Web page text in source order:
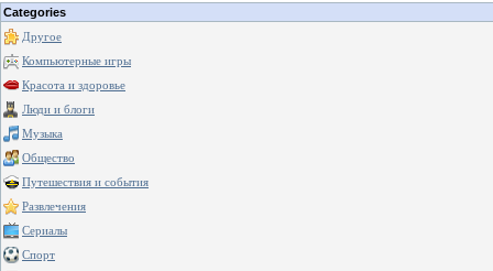
Categories
Другое
Компьютерные игры
Красота и здоровье
Люди и блоги
Музыка
Общество
Путешествия и события
Развлечения
Сериалы
Спорт